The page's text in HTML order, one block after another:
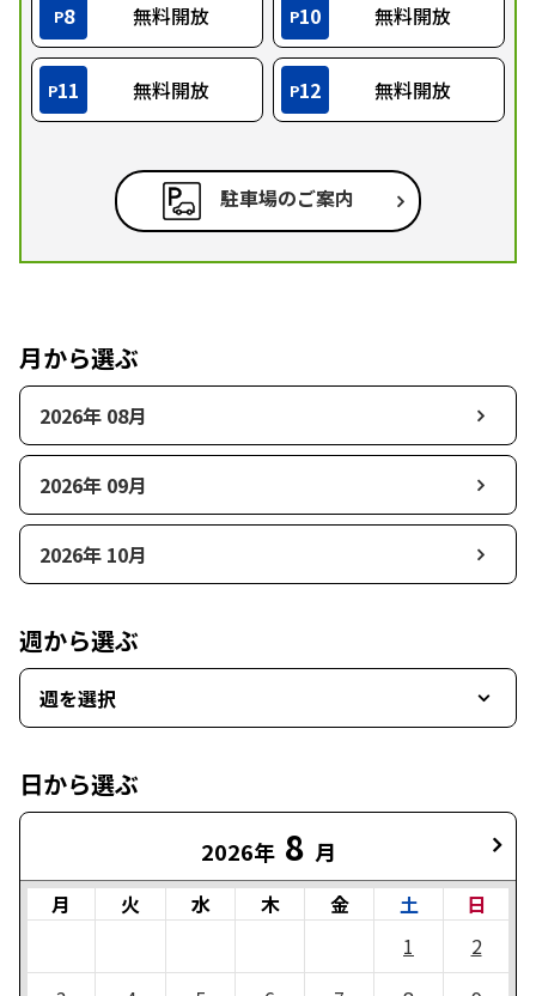
P8 無料開放 P10 無料開放
P11 無料開放 P12 無料開放
駐車場のご案内
月から選ぶ
2026年 08月
2026年 09月
2026年 10月
週から選ぶ
週を選択
日から選ぶ
2026年 8 月
月 火 水 木 金 土
日
1
2